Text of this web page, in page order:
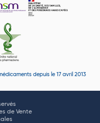
depuis le 17 avril 2013
de Vente